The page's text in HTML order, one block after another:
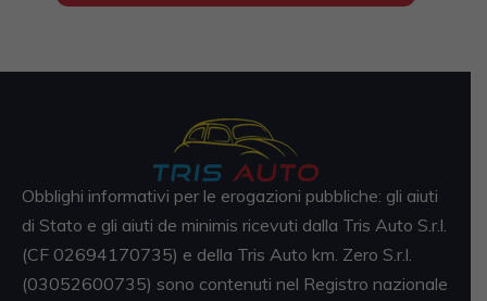
Obblighi informativi per le erogazioni pubbliche: gli aiuti
di Stato e gli aiuti de minimis ricevuti dalla Tris Auto S.r.l.
(CF 02694170735) e della Tris Auto km. Zero S.r.l.
(03052600735) sono contenuti nel Registro nazionale